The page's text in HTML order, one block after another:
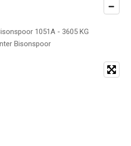
1051A - 3605 KG
Bisonspoor